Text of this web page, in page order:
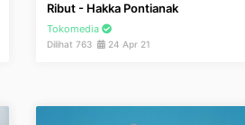
Ribut - Hakka Pontianak
Tokomedia
Dilihat 763 24 Apr 21